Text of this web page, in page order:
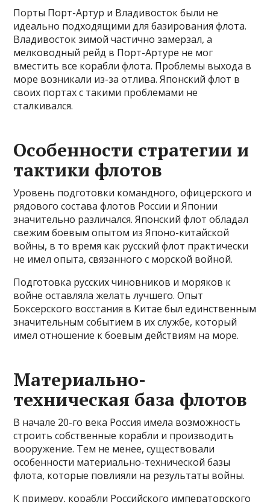
Порты Порт-Артур и Владивосток были не
идеально подходящими для базирования флота.
Владивосток зимой частично замерзал, а
мелководный рейд в Порт-Артуре не мог
вместить все корабли флота. Проблемы выхода в
море возникали из-за отлива. Японский флот в
своих портах с такими проблемами не
сталкивался.
Особенности стратегии и
тактики флотов
Уровень подготовки командного, офицерского и
рядового состава флотов России и Японии
значительно различался. Японский флот обладал
свежим боевым опытом из Японо-китайской
войны, в то время как русский флот практически
не имел опыта, связанного с морской войной.
Подготовка русских чиновников и моряков к
войне оставляла желать лучшего. Опыт
Боксерского восстания в Китае был единственным
значительным событием в их службе, который
имел отношение к боевым действиям на море.
Материально-
техническая база флотов
В начале 20-го века Россия имела возможность
строить собственные корабли и производить
вооружение. Тем не менее, существовали
особенности материально-технической базы
флота, которые повлияли на результаты войны.
К примеру, корабли Российского императорского